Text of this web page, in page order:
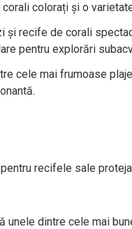
colorați și o
și recife de corali
pentru explorări
cele mai frumoase
recifele sale
unele dintre cele mai